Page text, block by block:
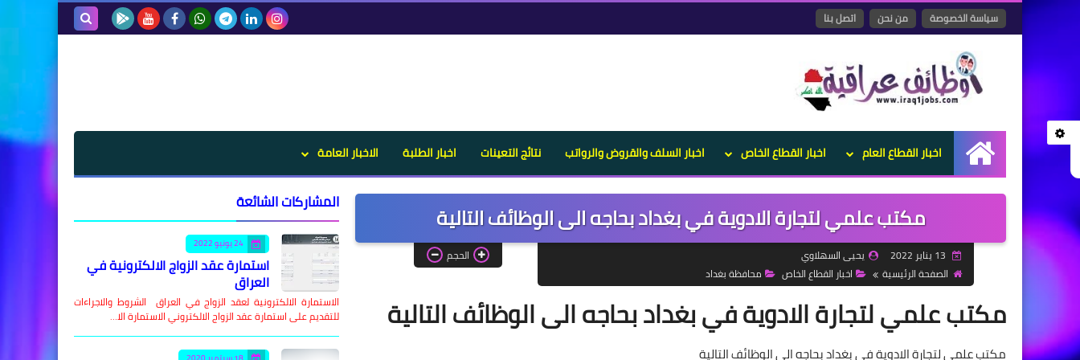
سياسة الخصوصة من نحن اتصل بنا
الرئيسية
اخبار القطاع العام اخبار القطاع الخاص اخبار السلف والقروض والرواتب نتائج التعينات اخبار الطلبة الاخبار العامة
مكتب علمي لتجارة الادوية في بغداد بحاجه الى الوظائف التالية
يحيى السهلاوي
الصفحة الرئيسية
اخبار القطاع الخاص محافظة بغداد
الحجم
مكتب علمي لتجارة الادوية في بغداد بحاجه الى الوظائف التالية
مكتب علمي لتجارة الادوية في بغداد بحاجه الى الوظائف التالية
المشاركات الشائعة
24 يونيو 2022
استمارة عقد الزواج الالكترونية في
العراق
الاستمارة الالكترونية لعقد الزواج في العراق الشروط والاجراءات
للتقديم على استمارة عقد الزواج الالكتروني الاستمارة الا…